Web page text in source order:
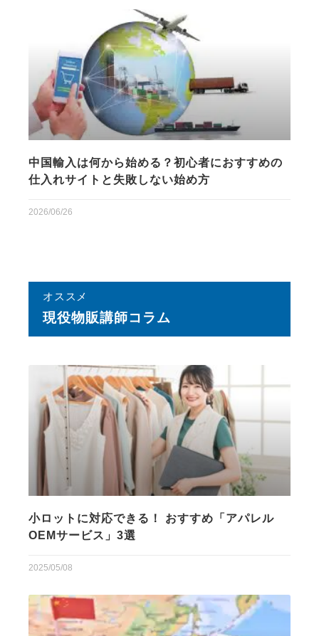
中国輸入は何から始める？初心者におすすめの
仕入れサイトと失敗しない始め方
2026/06/26
オススメ
現役物販講師コラム
小ロットに対応できる！ おすすめ「アパレル
OEMサービス」3選
2025/05/08